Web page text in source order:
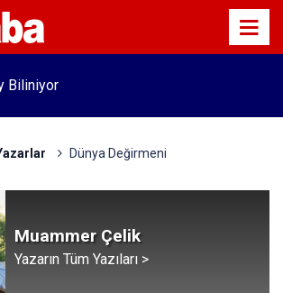
Biliniyor
Dünya Değirmeni
Muammer Çelik
Yazarın Tüm Yazıları >